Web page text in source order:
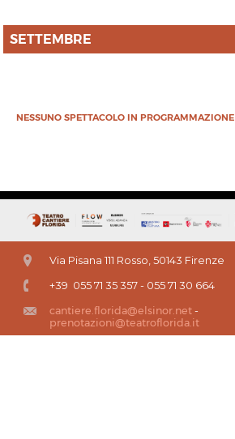
SETTEMBRE
NESSUNO SPETTACOLO IN PROGRAMMAZIONE
Via Pisana 111 Rosso, 50143 Firenze
+39 055 71 35 357 - 055 71 30 664
cantiere.florida@elsinor.net-
prenotazioni@teatroflorida.it